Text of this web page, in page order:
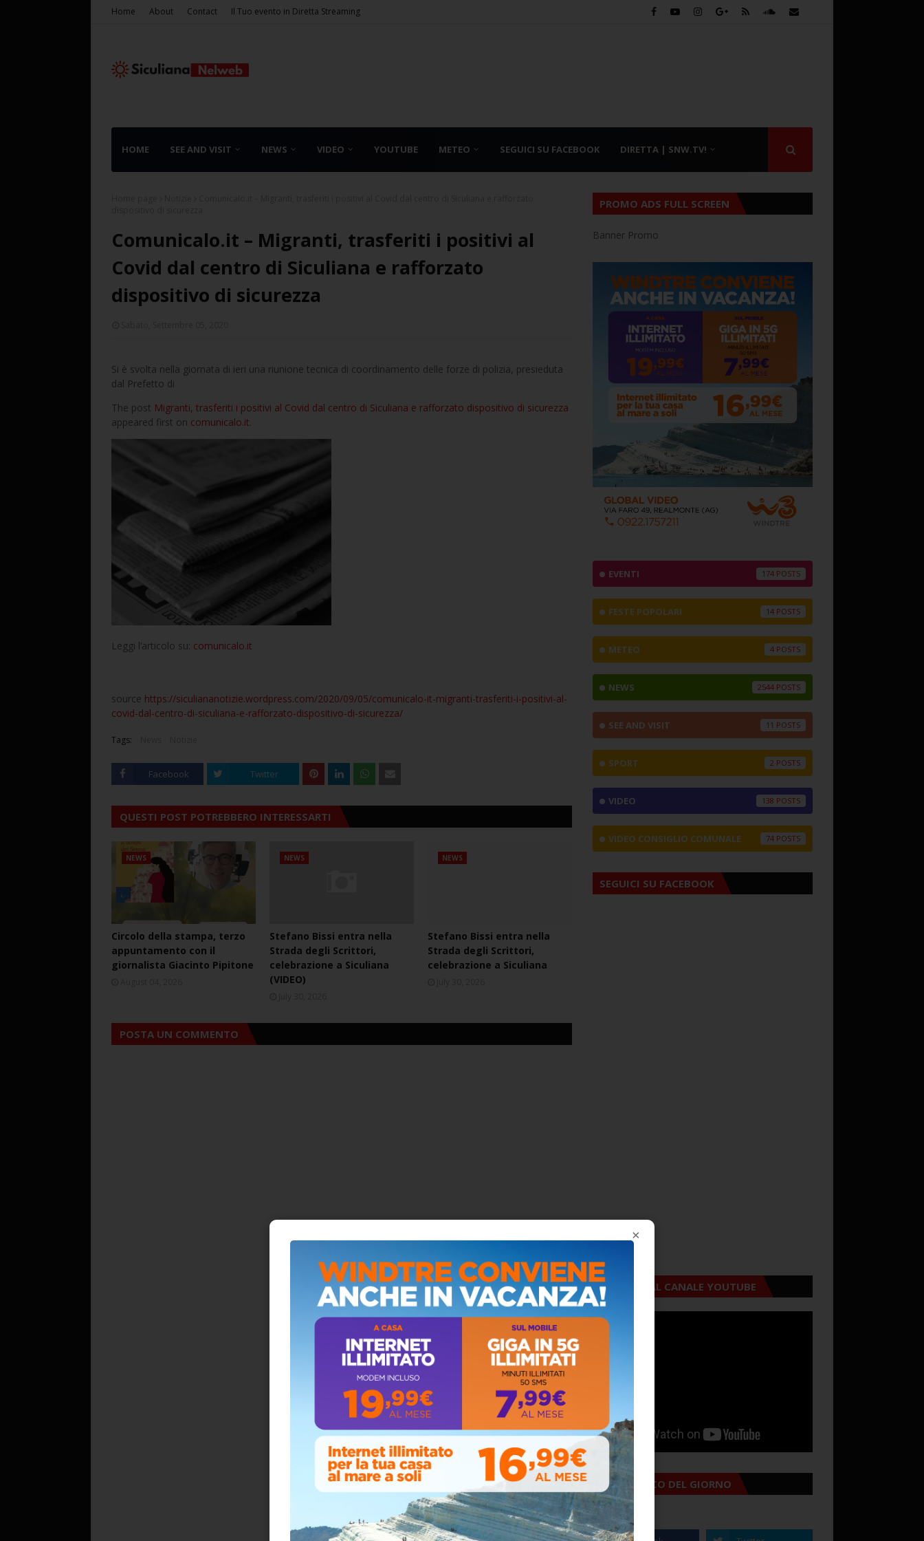
Home About Contact Il Tuo evento in Diretta Streaming
HOME SEE AND VISIT NEWS VIDEO YOUTUBE METEO SEGUICI SU FACEBOOK DIRETTA | SNW.TV!
Comunicalo.it – Migranti, trasferiti i positivi al
Covid dal centro di Siculiana e rafforzato
dispositivo di sicurezza
Si è svolta nella giornata di ieri una riunione tecnica di coordinamento delle forze di polizia, presieduta
dal Prefetto di
The post Migranti, trasferiti i positivi al Covid dal centro di Siculiana e rafforzato dispositivo di sicurezza
appeared first on comunicalo.it.
Leggi l’articolo su: comunicalo.it
source https://siculiananotizie.wordpress.com/2020/09/05/comunicalo-it-migranti-trasferiti-i-positivi-al-
covid-dal-centro-di-siculiana-e-rafforzato-dispositivo-di-sicurezza/
Tags:
Facebook Twitter
QUESTI POST POTREBBERO INTERESSARTI
NEWS
Circolo della stampa, terzo
appuntamento con il
giornalista Giacinto Pipitone
NEWS
Stefano Bissi entra nella
Strada degli Scrittori,
celebrazione a Siculiana
(VIDEO)
NEWS
Stefano Bissi entra nella
Strada degli Scrittori,
celebrazione a Siculiana
POSTA UN COMMENTO
PROMO ADS FULL SCREEN
Banner Promo
×
EVENTI 174
FESTE POPOLARI 14
METEO 4
NEWS 2544
SEE AND VISIT 11
SPORT 2
VIDEO 138
VIDEO CONSIGLIO COMUNALE 74
SEGUICI SU FACEBOOK
ISCRIVITI AL CANALE YOUTUBE
ALMANACCO DEL GIORNO